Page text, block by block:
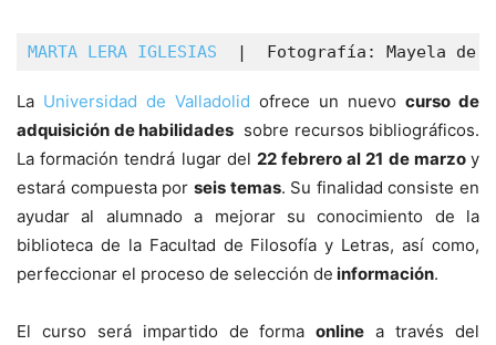
MARTA LERA IGLESIAS |  Fotografía: Mayela de
La Universidad de Valladolid ofrece un nuevo curso de
adquisición de habilidades sobre recursos bibliográficos.
La formación tendrá lugar del 22 febrero al 21 de marzoy
estará compuesta por seis temas. Su finalidad consiste en
ayudar al alumnado a mejorar su conocimiento de la
biblioteca de la Facultad de Filosofía y Letras, así como,
perfeccionar el proceso de selección de información.
El curso será impartido de formaonline a través del